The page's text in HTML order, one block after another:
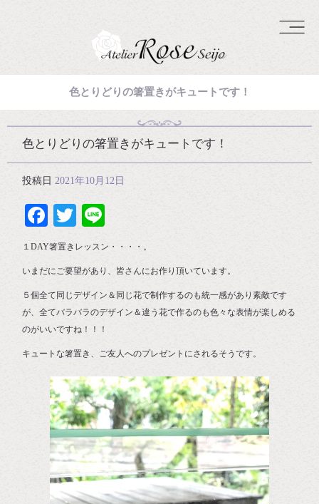
色とりどりの箸置きがキュートです！
色とりどりの箸置きがキュートです！
投稿日 2021年10月12日
Facebook
Twitter
１DAY箸置きレッスン・・・・。
いまだにご要望があり、皆さんにお作り頂いています。
５個全て同じデザイン＆同じ花で制作するのも統一感があり素敵です
が、全てバラバラのデザイン＆違う花で作るのも色々な表情が楽しめる
のがいいですね！！！
キュートな箸置き、ご友人へのプレゼントにされるそうです。